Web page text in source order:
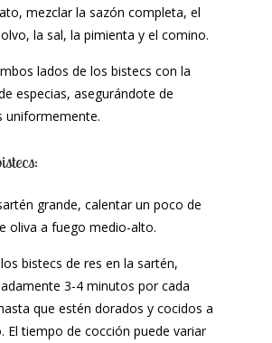
mezclar la sazón completa, el
la sal, la pimienta y el comino.
lados de los bistecs con la
especias, asegurándote de
uniformemente.
grande, calentar un poco de
oliva a fuego medio-alto.
bistecs de res en la sartén,
3-4 minutos por cada
que estén dorados y cocidos a
El tiempo de cocción puede variar